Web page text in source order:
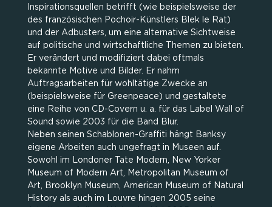
Inspirationsquellen betrifft (wie beispielsweise der
des französischen Pochoir-Künstlers Blek le Rat)
und der Adbusters, um eine alternative Sichtweise
auf politische und wirtschaftliche Themen zu bieten.
Er verändert und modifiziert dabei oftmals
bekannte Motive und Bilder. Er nahm
Auftragsarbeiten für wohltätige Zwecke an
(beispielsweise für Greenpeace) und gestaltete
eine Reihe von CD-Covern u. a. für das Label Wall of
Sound sowie 2003 für die Band Blur.
Neben seinen Schablonen-Graffiti hängt Banksy
eigene Arbeiten auch ungefragt in Museen auf.
Sowohl im Londoner Tate Modern, New Yorker
Museum of Modern Art, Metropolitan Museum of
Art, Brooklyn Museum, American Museum of Natural
History als auch im Louvre hingen 2005 seine